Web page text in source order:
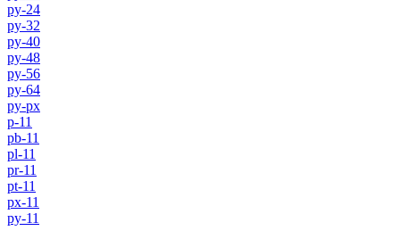
py-24
py-32
py-40
py-48
py-56
py-64
py-px
p-11
pb-11
pl-11
pr-11
pt-11
px-11
py-11